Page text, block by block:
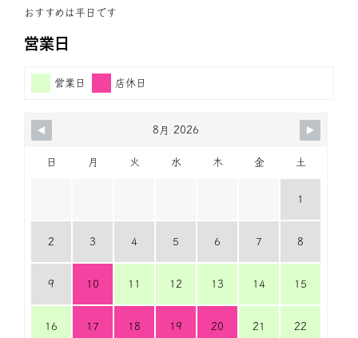
おすすめは平日です
営業日
営業日 店休日
8月 2026
日 月 火 水 木 金 土
1
2 3 4 5 6 7 8
9 10 11 12 13 14 15
16 17 18 19 20 21 22